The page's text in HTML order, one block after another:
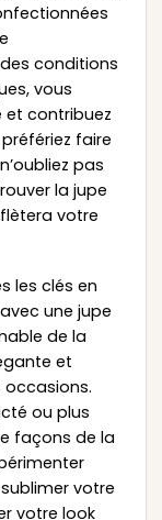
conditions
vous
et contribuez
faire
pas
la jupe
votre
les clés en
une jupe
de la
et
occasions.
ou plus
façons de la
votre
votre look